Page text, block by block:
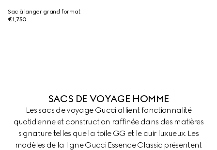
Sac à langer grand format
€1,750
SACS DE VOYAGE HOMME
Les sacs de voyage Gucci allient fonctionnalité
quotidienne et construction raffinée dans des matières
signature telles que la toile GG et le cuir luxueux. Les
modèles de la ligne Gucci Essence Classic présentent